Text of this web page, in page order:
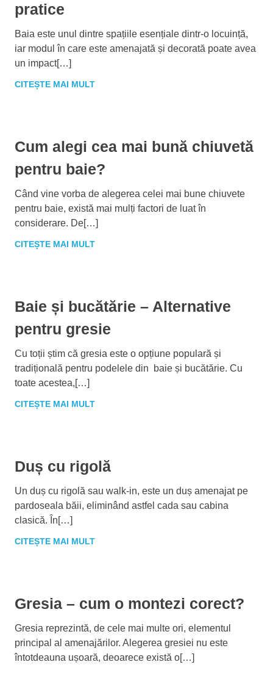
pratice
Baia este unul dintre spațiile esențiale dintr-o locuință,
iar modul în care este amenajată și decorată poate avea
un impact[…]
CITEȘTE MAI MULT
Cum alegi cea mai bună chiuvetă
pentru baie?
Când vine vorba de alegerea celei mai bune chiuvete
pentru baie, există mai mulți factori de luat în
considerare. De[…]
CITEȘTE MAI MULT
Baie și bucătărie – Alternative
pentru gresie
Cu toții știm că gresia este o opțiune populară și
tradițională pentru podelele din baie și bucătărie. Cu
toate acestea,[…]
CITEȘTE MAI MULT
Duș cu rigolă
Un duș cu rigolă sau walk-in, este un duș amenajat pe
pardoseala băii, eliminând astfel cada sau cabina
clasică. În[…]
CITEȘTE MAI MULT
Gresia – cum o montezi corect?
Gresia reprezintă, de cele mai multe ori, elementul
principal al amenajărilor. Alegerea gresiei nu este
întotdeauna ușoară, deoarece există o[…]